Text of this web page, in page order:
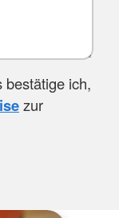
bestätige ich,
zur